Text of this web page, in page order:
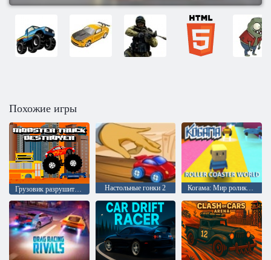
Похожие игры
Грузовик разрушитель Настольные гонки 2 Когама: Мир роликовых машин